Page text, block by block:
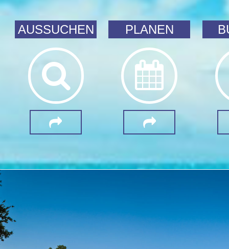
AUSSUCHEN PLANEN